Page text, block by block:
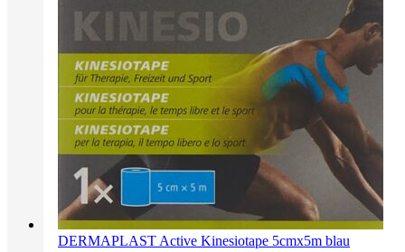
DERMAPLAST Active Kinesiotape 5cmx5m blau